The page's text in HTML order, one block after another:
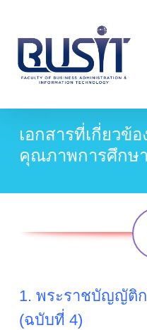
main
content
เอกสารที่เกี่ยวข้
คุณภาพการศึกษ
1. พระราชบัญญัติ
(ฉบับที่ 4)